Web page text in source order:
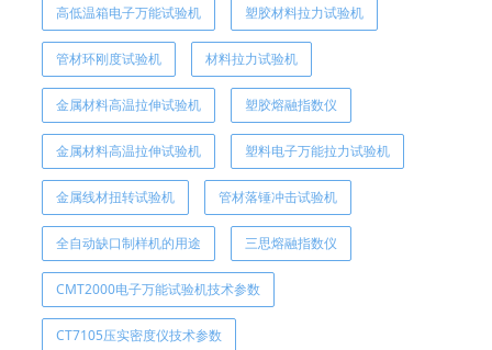
高低温箱电子万能试验机 塑胶材料拉力试验机
管材环刚度试验机 材料拉力试验机
金属材料高温拉伸试验机 塑胶熔融指数仪
金属材料高温拉伸试验机 塑料电子万能拉力试验机
金属线材扭转试验机 管材落锤冲击试验机
全自动缺口制样机的用途 三思熔融指数仪
CMT2000电子万能试验机技术参数
CT7105压实密度仪技术参数